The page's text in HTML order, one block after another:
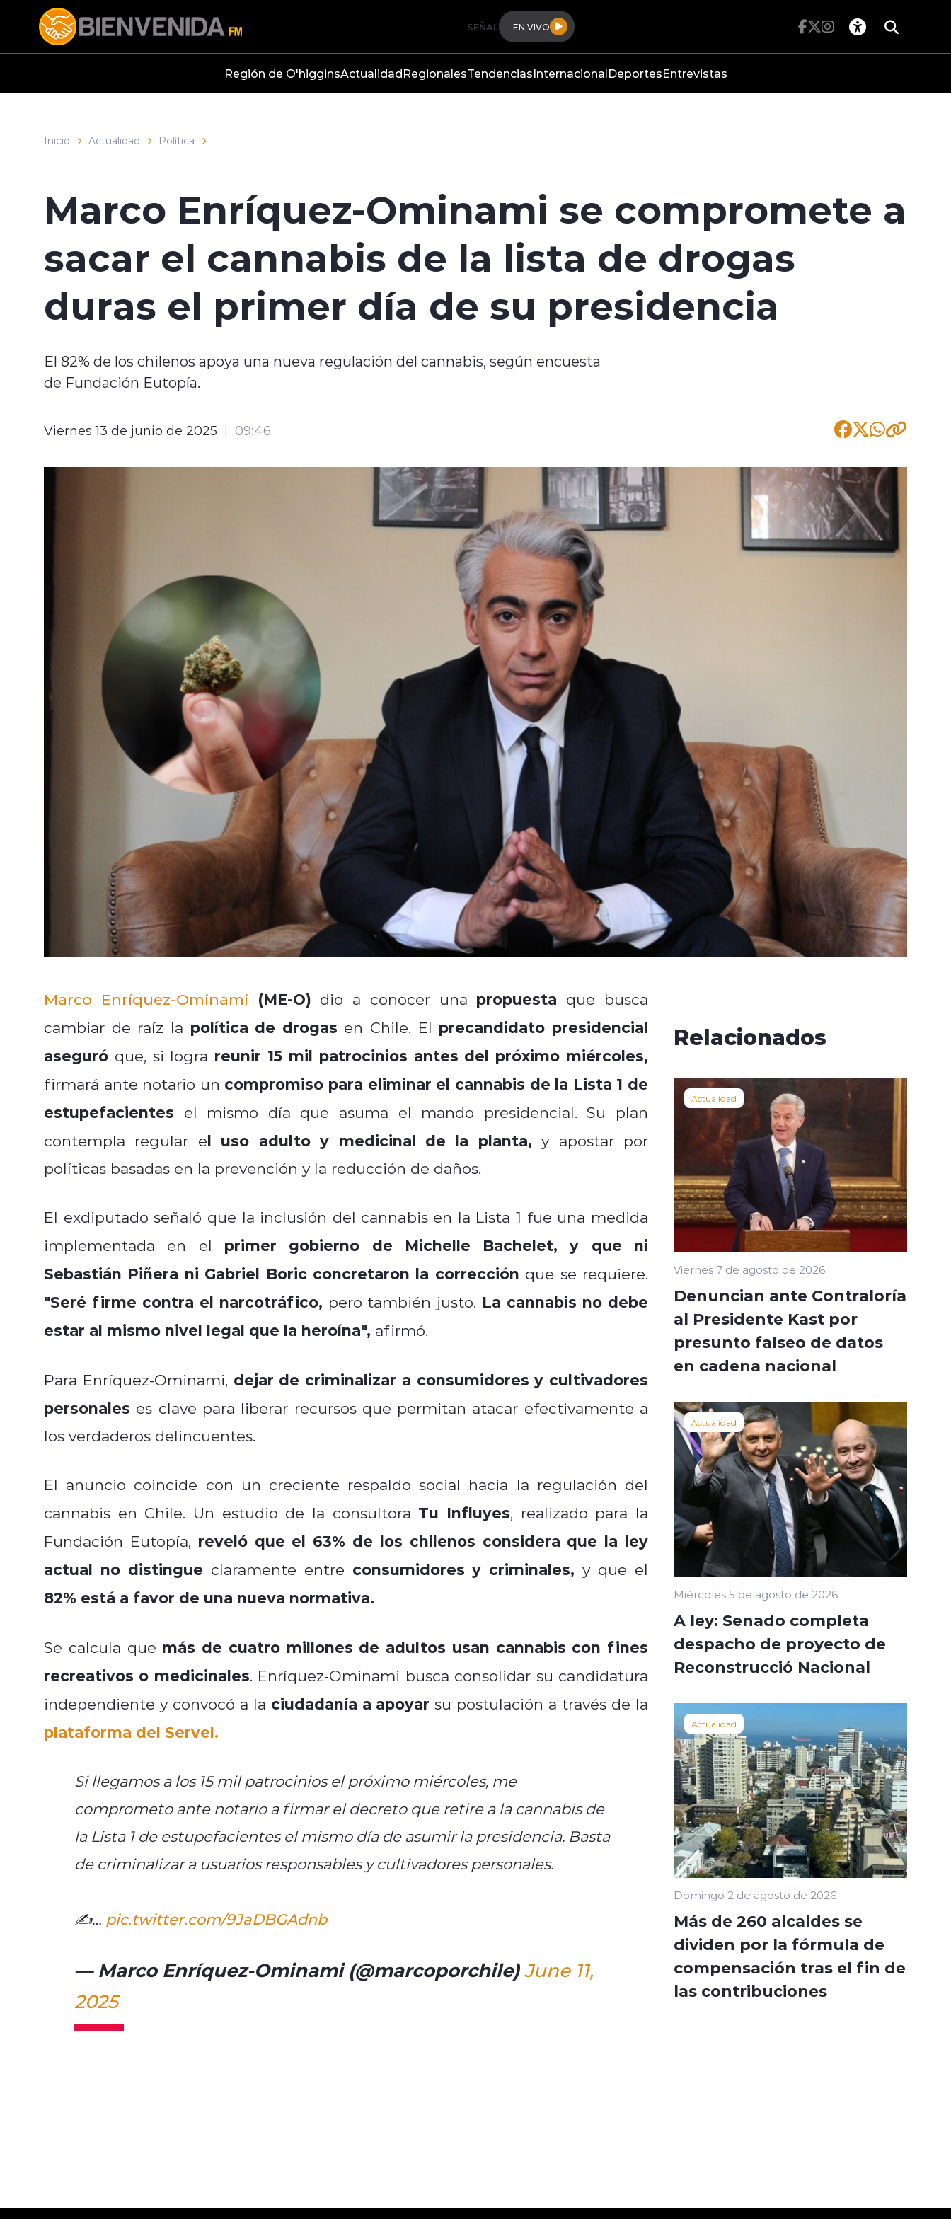
Click acá para ir directamente al contenido
SEÑAL EN VIVO
Región de O'higginsActualidadRegionalesTendenciasInternacionalDeportesEntrevistas
Inicio Actualidad Política
Marco Enríquez-Ominami se compromete a
sacar el cannabis de la lista de drogas
duras el primer día de su presidencia
El 82% de los chilenos apoya una nueva regulación del cannabis, según encuesta
de Fundación Eutopía.
Viernes 13 de junio de 2025 09:46
Marco Enríquez-Ominami (ME-O) dio a conocer una propuesta que busca
cambiar de raíz la política de drogas en Chile. El precandidato presidencial
aseguró que, si logra reunir 15 mil patrocinios antes del próximo miércoles,
firmará ante notario un compromiso para eliminar el cannabis de la Lista 1 de
estupefacientes el mismo día que asuma el mando presidencial. Su plan
contempla regular el uso adulto y medicinal de la planta, y apostar por
políticas basadas en la prevención y la reducción de daños.
El exdiputado señaló que la inclusión del cannabis en la Lista 1 fue una medida
implementada en el primer gobierno de Michelle Bachelet, y que ni
Sebastián Piñera ni Gabriel Boric concretaron la corrección que se requiere.
"Seré firme contra el narcotráfico, pero también justo. La cannabis no debe
estar al mismo nivel legal que la heroína", afirmó.
Para Enríquez-Ominami, dejar de criminalizar a consumidores y cultivadores
personales es clave para liberar recursos que permitan atacar efectivamente a
los verdaderos delincuentes.
El anuncio coincide con un creciente respaldo social hacia la regulación del
cannabis en Chile. Un estudio de la consultora Tu Influyes, realizado para la
Fundación Eutopía, reveló que el 63% de los chilenos considera que la ley
actual no distingue claramente entre consumidores y criminales, y que el
82% está a favor de una nueva normativa.
Se calcula que más de cuatro millones de adultos usan cannabis con fines
recreativos o medicinales. Enríquez-Ominami busca consolidar su candidatura
independiente y convocó a la ciudadanía a apoyar su postulación a través de la
plataforma del Servel.
Si llegamos a los 15 mil patrocinios el próximo miércoles, me
comprometo ante notario a firmar el decreto que retire a la cannabis de
la Lista 1 de estupefacientes el mismo día de asumir la presidencia. Basta
de criminalizar a usuarios responsables y cultivadores personales.
✍… pic.twitter.com/9JaDBGAdnb
— Marco Enríquez-Ominami (@marcoporchile)June 11,
2025
Relacionados
Actualidad
Viernes 7 de agosto de 2026
Denuncian ante Contraloría
al Presidente Kast por
presunto falseo de datos
en cadena nacional
Actualidad
Miércoles 5 de agosto de 2026
A ley: Senado completa
despacho de proyecto de
Reconstrucció Nacional
Actualidad
Domingo 2 de agosto de 2026
Más de 260 alcaldes se
dividen por la fórmula de
compensación tras el fin de
las contribuciones